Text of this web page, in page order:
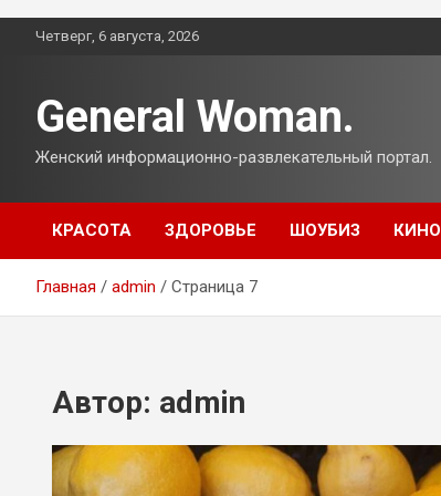
ПерейтиЧетверг, 6 августа, 2026
General Woman.
Женский информационно-развлекательный портал.
КРАСОТА ЗДОРОВЬЕ ШОУБИЗ КИНО
Главная admin Страница 7
Автор: admin